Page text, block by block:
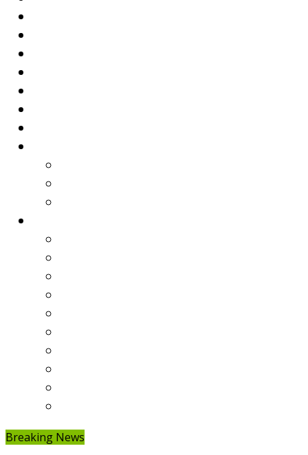
Breaking News